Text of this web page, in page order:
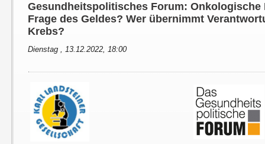
Gesundheitspolitisches Forum: Onkologische
Frage des Geldes? Wer übernimmt
Krebs?
Dienstag , 13.12.2022, 18:00